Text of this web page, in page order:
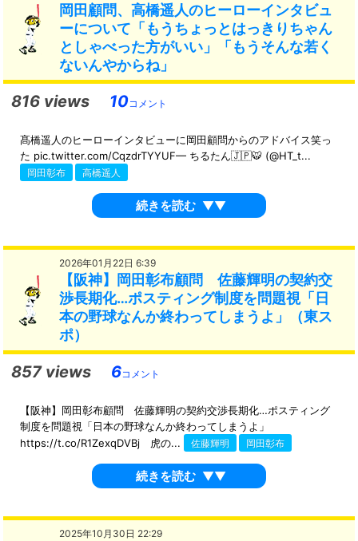
岡田顧問、高橋遥人のヒーローインタビュ
ーについて「もうちょっとはっきりちゃん
としゃべった方がいい」「もうそんな若く
ないんやからね」
816 views 10コメント
髙橋遥人のヒーローインタビューに岡田顧問からのアドバイス笑っ
た pic.twitter.com/CqzdrTYYUF— ちるたん🇯🇵🐯 (@HT_t...
岡田彰布 高橋遥人
続きを読む ▼▼
2026年01月22日 6:39
【阪神】岡田彰布顧問 佐藤輝明の契約交
渉長期化…ポスティング制度を問題視「日
本の野球なんか終わってしまうよ」（東ス
ポ）
857 views 6コメント
【阪神】岡田彰布顧問 佐藤輝明の契約交渉長期化…ポスティング
制度を問題視「日本の野球なんか終わってしまうよ」
https://t.co/R1ZexqDVBj 虎の...
佐藤輝明 岡田彰布
続きを読む ▼▼
2025年10月30日 22:29